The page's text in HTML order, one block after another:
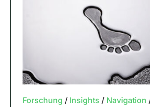
Forschung / Insights / Navigation